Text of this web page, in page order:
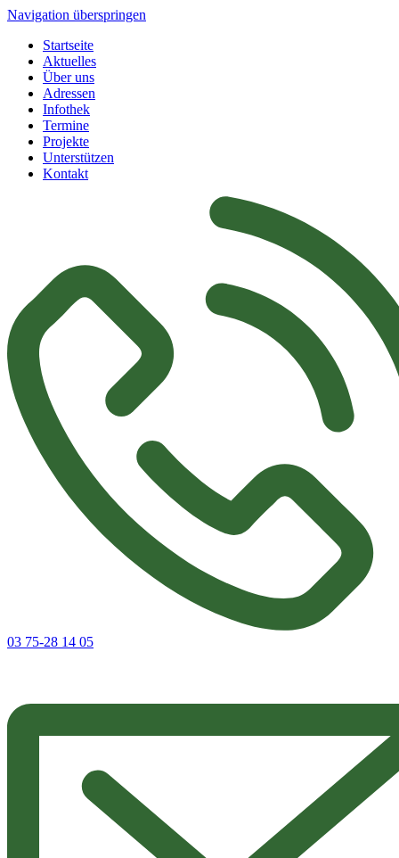
Navigation überspringen
Startseite
Aktuelles
Über uns
Adressen
Infothek
Termine
Projekte
Unterstützen
Kontakt
03 75-28 14 05